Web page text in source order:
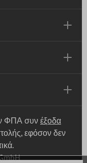
ΦΠΑ συν έξοδα
εφόσον δεν